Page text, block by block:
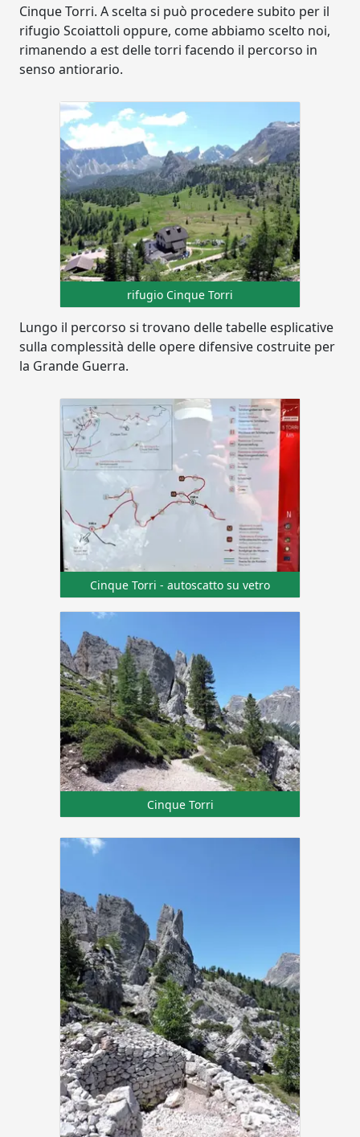
Cinque Torri. A scelta si può procedere subito per il
rifugio Scoiattoli oppure, come abbiamo scelto noi,
rimanendo a est delle torri facendo il percorso in
senso antiorario.
rifugio Cinque Torri
Lungo il percorso si trovano delle tabelle esplicative
sulla complessità delle opere difensive costruite per
la Grande Guerra.
Cinque Torri - autoscatto su vetro
Cinque Torri